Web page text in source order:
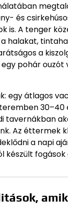
és
is. A tenger
halakat,
a
pohár ouzót
egy átlagos
30–40
tavernákban
Az éttermek
a napi
készült